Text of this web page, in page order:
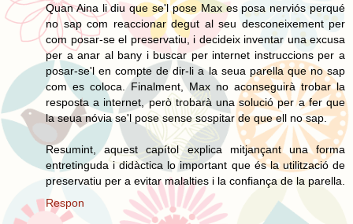
Quan Aina li diu que se'l pose Max es posa nerviós perqué
no sap com reaccionar degut al seu desconeixement per
com posar-se el preservatiu, i decideix inventar una excusa
per a anar al bany i buscar per internet instruccions per a
posar-se'l en compte de dir-li a la seua parella que no sap
com es coloca. Finalment, Max no aconseguirà trobar la
resposta a internet, però trobarà una solució per a fer que
la seua nóvia se'l pose sense sospitar de que ell no sap.
Resumint, aquest capítol explica mitjançant una forma
entretinguda i didàctica lo important que és la utilització de
preservatiu per a evitar malalties i la confiança de la parella.
Respon